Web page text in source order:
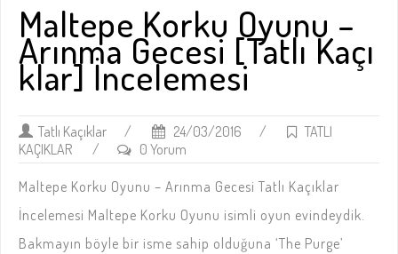
Maltepe Korku Oyunu –
Arınma Gecesi [Tatlı Kaçı
klar] İncelemesi
Tatlı Kaçıklar / 24/03/2016 /
TATLI
KAÇIKLAR
/ 0 Yorum
Maltepe Korku Oyunu – Arınma Gecesi Tatlı Kaçıklar
İncelemesi Maltepe Korku Oyunu isimli oyun evindeydik.
Bakmayın böyle bir isme sahip olduğuna ‘The Purge’